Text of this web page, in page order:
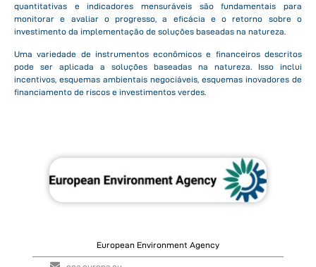
quantitativas e indicadores mensuráveis são fundamentais para
monitorar e avaliar o progresso, a eficácia e o retorno sobre o
investimento da implementação de soluções baseadas na natureza.
Uma variedade de instrumentos econômicos e financeiros descritos
pode ser aplicada a soluções baseadas na natureza. Isso inclui
incentivos, esquemas ambientais negociáveis, esquemas inovadores de
financiamento de riscos e investimentos verdes.
European Environment Agency